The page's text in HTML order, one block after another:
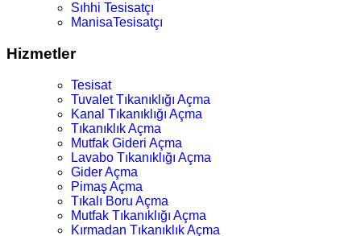
Sıhhi Tesisatçı
ManisaTesisatçı
Hizmetler
Tesisat
Tuvalet Tıkanıklığı Açma
Kanal Tıkanıklığı Açma
Tıkanıklık Açma
Mutfak Gideri Açma
Lavabo Tıkanıklığı Açma
Gider Açma
Pimaş Açma
Tıkalı Boru Açma
Mutfak Tıkanıklığı Açma
Kırmadan Tıkanıklık Açma